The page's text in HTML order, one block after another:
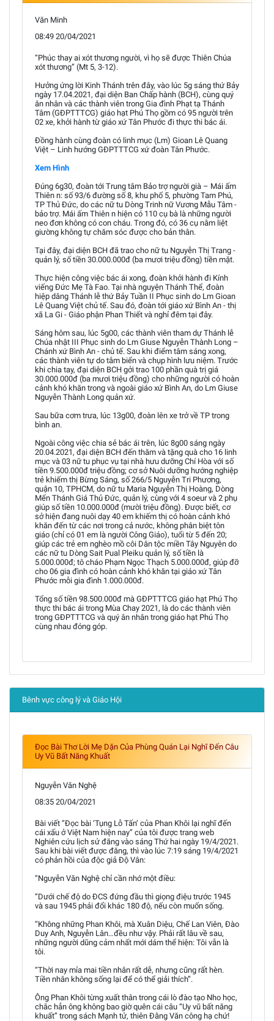
Văn Minh
08:49 20/04/2021
“Phúc thay ai xót thương người, vì họ sẽ được Thiên Chúa
xót thương” (Mt 5, 3-12).
Hưởng ứng lời Kinh Thánh trên đây, vào lúc 5g sáng thứ Bảy
ngày 17.04.2021, đại diện Ban Chấp hành (BCH), cùng quý
ân nhân và các thành viên trong Gia đình Phạt tạ Thánh
Tâm (GĐPTTTCG) giáo hạt Phú Thọ gồm có 95 người trên
02 xe, khởi hành từ giáo xứ Tân Phước đi thực thi bác ái.
Đồng hành cùng đoàn có linh mục (Lm) Gioan Lê Quang
Việt – Linh hướng GĐPTTTCG xứ đoàn Tân Phước.
Xem Hình
Đúng 6g30, đoàn tới Trung tâm Bảo trợ người già – Mái ấm
Thiên n: số 93/6 đường số 8, khu phố 5, phường Tam Phú,
TP Thủ Đức, do các nữ tu Dòng Trinh nữ Vương Mẫu Tâm -
bảo trợ. Mái ấm Thiên n hiện có 110 cụ bà là những người
neo đơn không có con cháu. Trong đó, có 36 cụ nằm liệt
giường không tự chăm sóc được cho bản thân.
Tại đây, đại diện BCH đã trao cho nữ tu Nguyễn Thị Trang -
quản lý, số tiền 30.000.000đ (ba mươi triệu đồng) tiền mặt.
Thực hiện công việc bác ái xong, đoàn khởi hành đi Kính
viếng Đức Mẹ Tà Fao. Tại nhà nguyện Thánh Thể, đoàn
hiệp dâng Thánh lễ thứ Bảy Tuần II Phục sinh do Lm Gioan
Lê Quang Việt chủ tế. Sau đó, đoàn tới giáo xứ Bình An - thị
xã La Gi - Giáo phận Phan Thiết và nghỉ đêm tại đây.
Sáng hôm sau, lúc 5g00, các thành viên tham dự Thánh lễ
Chúa nhật III Phục sinh do Lm Giuse Nguyễn Thành Long –
Chánh xứ Bình An - chủ tế. Sau khi điểm tâm sáng xong,
các thành viên tự do tắm biển và chụp hình lưu niệm. Trước
khi chia tay, đại diện BCH gởi trao 100 phần quà trị giá
30.000.000đ (ba mươi triệu đồng) cho những người có hoàn
cảnh khó khăn trong và ngoài giáo xứ Bình An, do Lm Giuse
Nguyễn Thành Long quản xứ.
Sau bữa cơm trưa, lúc 13g00, đoàn lên xe trở về TP trong
bình an.
Ngoài công việc chia sẻ bác ái trên, lúc 8g00 sáng ngày
20.04.2021, đại diện BCH đến thăm và tặng quà cho 16 linh
mục và 03 nữ tu phục vụ tại nhà hưu dưỡng Chí Hòa với số
tiền 9.500.000đ triệu đồng; cơ sở Nuôi dưỡng hướng nghiệp
trẻ khiếm thị Bừng Sáng, số 266/5 Nguyễn Tri Phương,
quận 10, TPHCM, do nữ tu Maria Nguyễn Thị Hoàng, Dòng
Mến Thánh Giá Thủ Đức, quản lý, cùng với 4 soeur và 2 phụ
giúp số tiền 10.000.000đ (mười triệu đồng). Được biết, cơ
sở hiện đang nuôi dạy 40 em khiếm thị có hoàn cảnh khó
khăn đến từ các nơi trong cả nước, không phân biệt tôn
giáo (chỉ có 01 em là người Công Giáo), tuổi từ 5 đến 20;
giúp các trẻ em nghèo mồ côi Dân tộc miền Tây Nguyên do
các nữ tu Dòng Sait Pual Pleiku quản lý, số tiền là
5.000.000đ; tô cháo Phạm Ngọc Thạch 5.000.000đ, giúp đỡ
cho 06 gia đình có hoàn cảnh khó khăn tại giáo xứ Tân
Phước mỗi gia đình 1.000.000đ.
Tổng số tiền 98.500.000đ mà GĐPTTTCG giáo hạt Phú Thọ
thực thi bác ái trong Mùa Chay 2021, là do các thành viên
trong GĐPTTTCG và quý ân nhân trong giáo hạt Phú Thọ
cùng nhau đóng góp.
Bênh vực công lý và Giáo Hội
Đọc Bài Thơ Lời Mẹ Dặn Của Phùng Quán Lại Nghĩ Đến Câu
Uy Vũ Bất Năng Khuất
Nguyễn Văn Nghệ
08:35 20/04/2021
Bài viết “Đọc bài ‘Tụng Lỗ Tấn’ của Phan Khôi lại nghĩ đến
cái xấu ở Việt Nam hiện nay” của tôi được trang web
Nghiên cứu lịch sử đăng vào sáng Thứ hai ngày 19/4/2021.
Sau khi bài viết được đăng, thì vào lúc 7:19 sáng 19/4/2021
có phản hồi của độc giả Độ Vân:
“Nguyễn Văn Nghệ chỉ cần nhớ một điều:
“Dưới chế độ do ĐCS đứng đầu thì giọng điệu trước 1945
và sau 1945 phải đổi khác 180 độ, nếu còn muốn sống.
“Không những Phan Khôi, mà Xuân Diệu, Chế Lan Viên, Đào
Duy Anh, Nguyễn Lân…đều như vậy. Phải rất lâu về sau,
những người dũng cảm nhất mới dám thể hiện: Tôi vẫn là
tôi.
“Thời nay mỉa mai tiền nhân rất dễ, nhưng cũng rất hèn.
Tiền nhân không sống lại để có thể giải thích”.
Ông Phan Khôi từng xuất thân trong cái lò đào tạo Nho học,
chắc hẳn ông không bao giờ quên cái câu “Uy vũ bất năng
khuất” trong sách Mạnh tử, thiên Đằng Văn công hạ chứ!